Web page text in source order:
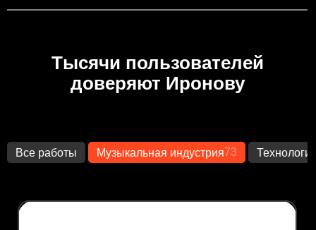
Тысячи пользователей
доверяют Иронову
Все работы Музыкальная индустрия73